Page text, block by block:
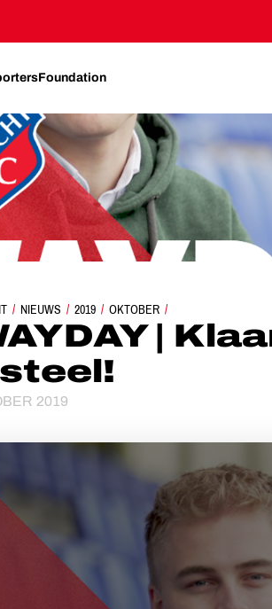
Foundation
NIEUWS 2019 OKTOBER
AWAYDAY | KLAAR VOOR HET KASTEEL!
|
2019